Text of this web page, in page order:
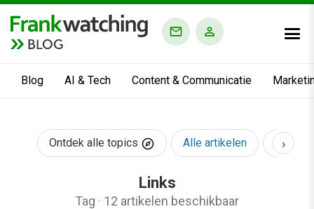
BLOG
Blog AI & Tech Content & Communicatie
Ontdek alle topics Alle artikelen AI &
›
Links
Tag · 12 artikelen beschikbaar